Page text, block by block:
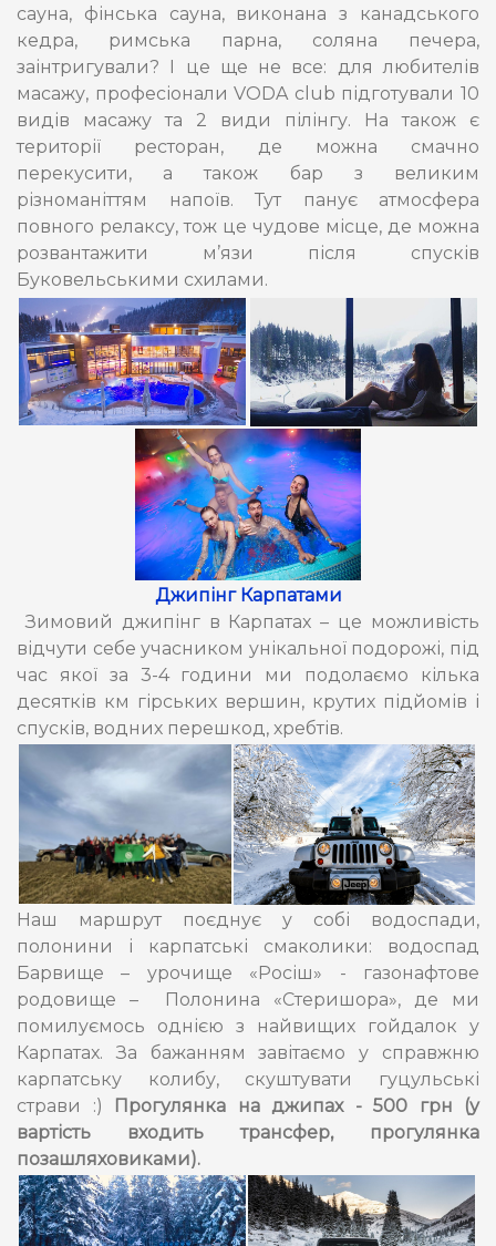
сауна, фінська сауна, виконана з канадського
кедра, римська парна, соляна печера,
заінтригували? І це ще не все: для любителів
масажу, професіонали VODA club підготували 10
видів масажу та 2 види пілінгу. На також є
території ресторан, де можна смачно
перекусити, а також бар з великим
різноманіттям напоїв. Тут панує атмосфера
повного релаксу, тож це чудове місце, де можна
розвантажити м’язи після спусків
Буковельськими схилами.
Джипінг Карпатами
Зимовий джипінг в Карпатах – це можливість
відчути себе учасником унікальної подорожі, під
час якої за 3-4 години ми подолаємо кілька
десятків км гірських вершин, крутих підйомів і
спусків, водних перешкод, хребтів.
Наш маршрут поєднує у собі водоспади,
полонини і карпатські смаколики: водоспад
Барвище – урочище «Росіш» - газонафтове
родовище – Полонина «Стеришора», де ми
помилуємось однією з найвищих гойдалок у
Карпатах. За бажанням завітаємо у справжню
карпатську колибу, скуштувати гуцульські
страви :)
Прогулянка на джипах - 500 грн (у
вартість входить трансфер, прогулянка
позашляховиками).